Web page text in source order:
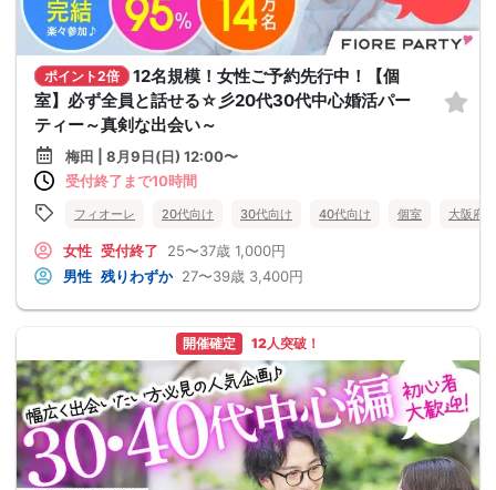
ポイント2倍
12名規模！女性ご予約先行中！【個
室】必ず全員と話せる☆彡20代30代中心婚活パー
ティー～真剣な出会い～
梅田 | 8月9日(日) 12:00〜
受付終了まで10時間
フィオーレ 20代向け 30代向け 40代向け 個室 大阪府
女性 受付終了 25〜37歳 1,000円
男性 残りわずか 27〜39歳 3,400円
開催確定 12人突破！